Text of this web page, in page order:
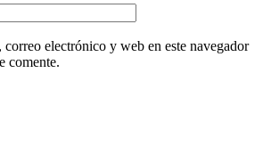
electrónico y web en este navegador
comente.